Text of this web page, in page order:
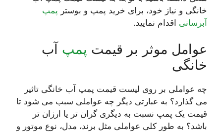
خانگی و نیاز خود، برای خرید پمپ و بوستر پمپ
آبرسانی اقدام نمایید.
عوامل موثر بر قیمت پمپ آب
خانگی
چه عواملی بر روی لیست قیمت پمپ آب خانگی تاثیر
می گذارد؟ به عبارتی دیگر چه عواملی سبب می شود تا
قیمت یک پمپ نسبت به دیگری گران تر یا ارزان تر
باشد؟ به طور کلی عواملی مثل برند، مدل، نوع موتور و